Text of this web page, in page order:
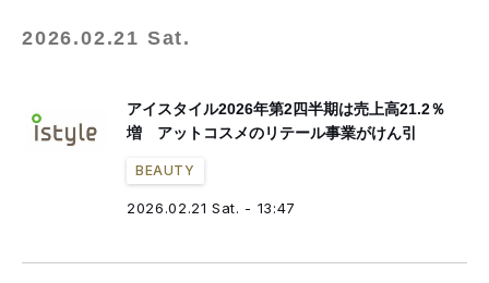
2026.02.21 Sat.
アイスタイル2026年第2四半期は売上高21.2％
増 アットコスメのリテール事業がけん引
BEAUTY
2026.02.21 Sat. - 13:47